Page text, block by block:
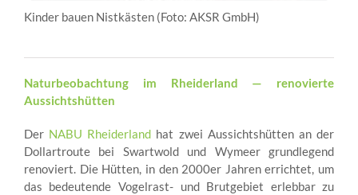
Kinder bauen Nistkästen (Foto: AKSR GmbH)
Naturbeobachtung im Rheiderland — renovierte
Aussichtshütten
Der NABU Rheiderland hat zwei Aussichtshütten an der
Dollartroute bei Swartwold und Wymeer grundlegend
renoviert. Die Hütten, in den 2000er Jahren errichtet, um
das bedeutende Vogelrast- und Brutgebiet erlebbar zu